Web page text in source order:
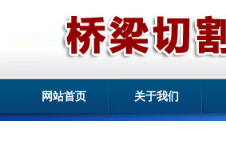
网站首页 关于我们